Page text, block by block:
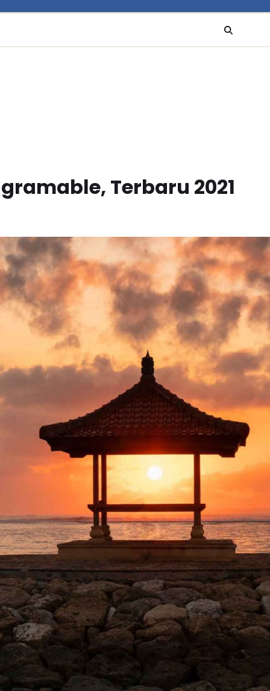
Terbaru 2021